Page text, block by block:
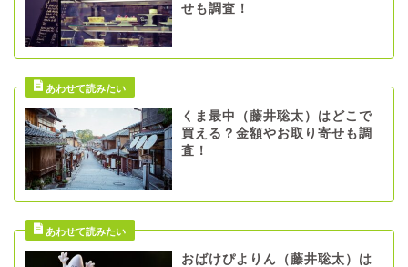
せも調査！
くま最中（藤井聡太）はどこで
買える？金額やお取り寄せも調
査！
おばけぴよりん（藤井聡太）は